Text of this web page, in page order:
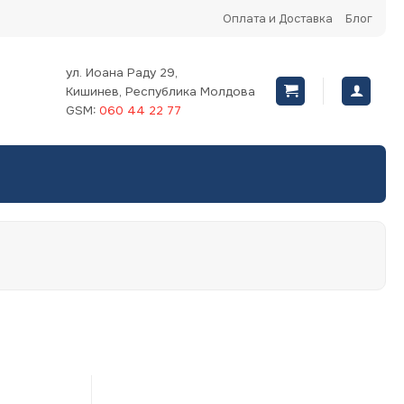
Оплата и Доставка Блог
ул. Иоана Раду 29,
Кишинев, Республика Молдова
GSM: 060 44 22 77